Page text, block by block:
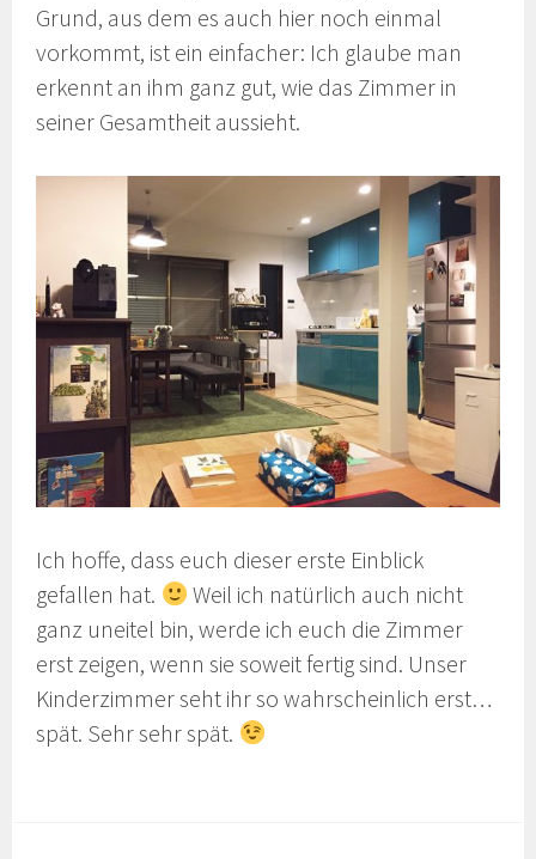
Grund, aus dem es auch hier noch einmal
vorkommt, ist ein einfacher: Ich glaube man
erkennt an ihm ganz gut, wie das Zimmer in
seiner Gesamtheit aussieht.
Ich hoffe, dass euch dieser erste Einblick
gefallen hat.
Weil ich natürlich auch nicht
ganz uneitel bin, werde ich euch die Zimmer
erst zeigen, wenn sie soweit fertig sind. Unser
Kinderzimmer seht ihr so wahrscheinlich erst…
spät. Sehr sehr spät.